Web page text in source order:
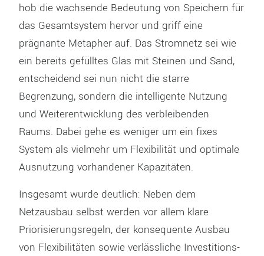
hob die wachsende Bedeutung von Speichern für
das Gesamtsystem hervor und griff eine
prägnante Metapher auf. Das Stromnetz sei wie
ein bereits gefülltes Glas mit Steinen und Sand,
entscheidend sei nun nicht die starre
Begrenzung, sondern die intelligente Nutzung
und Weiterentwicklung des verbleibenden
Raums. Dabei gehe es weniger um ein fixes
System als vielmehr um Flexibilität und optimale
Ausnutzung vorhandener Kapazitäten.
Insgesamt wurde deutlich: Neben dem
Netzausbau selbst werden vor allem klare
Priorisierungsregeln, der konsequente Ausbau
von Flexibilitäten sowie verlässliche Investitions-